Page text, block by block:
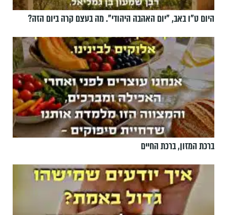
היום ט"ו באב, ”יום האהבה היהודי". מה בעצם קרה ביום הזה?
ברכת המזון, ברכת החיים